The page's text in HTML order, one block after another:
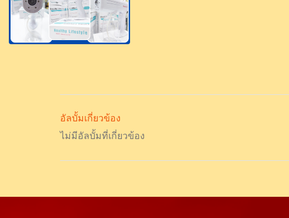
อัลบั้มเกี่ยวข้อง
ไม่มีอัลบั้มที่เกี่ยวข้อง